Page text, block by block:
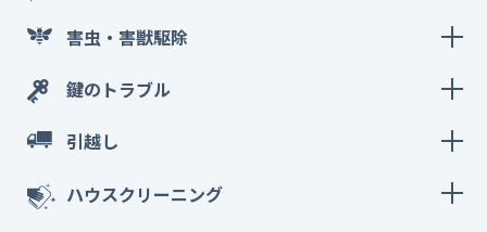
害虫・害獣駆除
鍵のトラブル
引越し
ハウスクリーニング